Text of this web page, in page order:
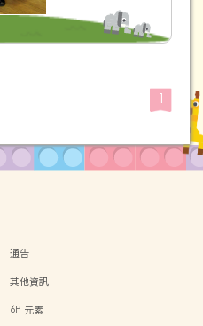
1
通告
其他資訊
6P 元素